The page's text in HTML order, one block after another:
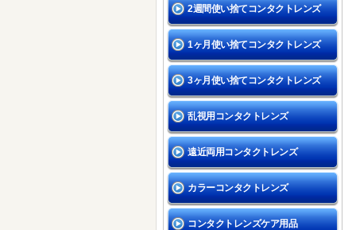
2週間使い捨てコンタクトレンズ
1ヶ月使い捨てコンタクトレンズ
3ヶ月使い捨てコンタクトレンズ
乱視用コンタクトレンズ
遠近両用コンタクトレンズ
カラーコンタクトレンズ
コンタクトレンズケア用品